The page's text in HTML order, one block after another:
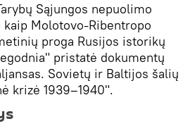
Sąjungos nepuolimo
Molotovo-Ribentropo
proga Rusijos istorikų
pristatė dokumentų
Sovietų ir Baltijos šalių
krizė 1939–1940".